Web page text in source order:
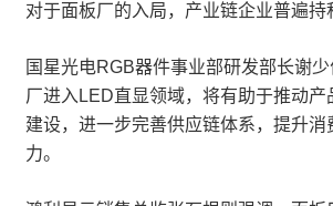
对于面板厂的入局，产业链企业普遍持
国星光电RGB器件事业部研发部长谢
厂进入LED直显领域，将有助于推动产
建设，进一步完善供应链体系，提升消
力。